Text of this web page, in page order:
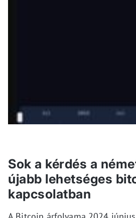
Sok a kérdés a
újabb lehetséges
kapcsolatban